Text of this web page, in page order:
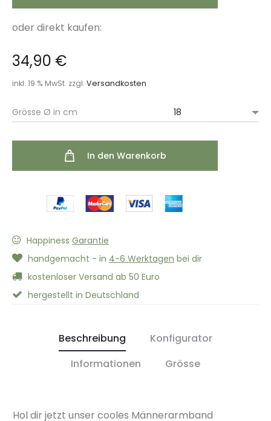
oder direkt kaufen:
34,90 €
inkl. 19 % MwSt. zzgl. Versandkosten
Grösse
In den Warenkorb
Happiness Garantie
handgemacht - in 4-6 Werktagen bei dir
kostenloser Versand ab 50 Euro
hergestellt in Deutschland
Beschreibung
Konfigurator
Informationen
Grösse
Hol dir jetzt unser cooles Männerarmband